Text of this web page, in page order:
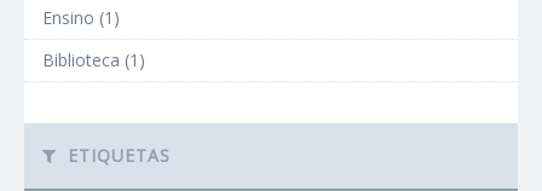
Ensino (1)
Biblioteca (1)
ETIQUETAS